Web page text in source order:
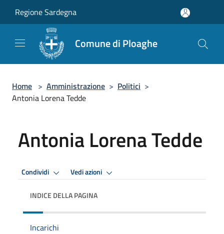
Regione Sardegna
Comune di Ploaghe
Home > Amministrazione > Politici >
Antonia Lorena Tedde
Antonia Lorena Tedde
Condividi Vedi azioni
INDICE DELLA PAGINA
Incarichi